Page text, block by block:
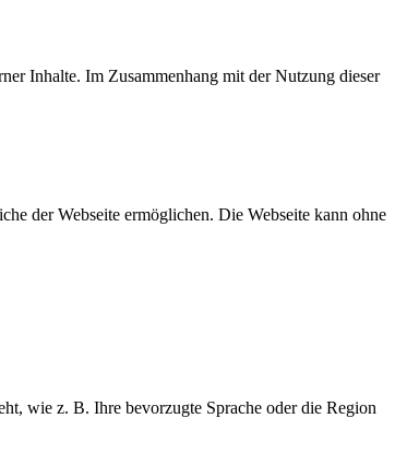
Inhalte. Im Zusammenhang mit der Nutzung dieser
der Webseite ermöglichen. Die Webseite kann ohne
wie z. B. Ihre bevorzugte Sprache oder die Region